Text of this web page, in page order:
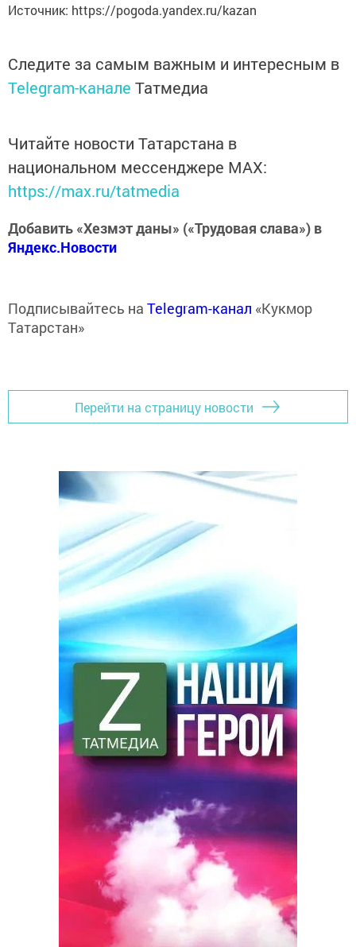
Источник: https://pogoda.yandex.ru/kazan
Следите за самым важным и интересным в
Telegram-канале Татмедиа
Читайте новости Татарстана в
национальном мессенджере MАХ:
https://max.ru/tatmedia
Добавить «Хезмэт даны» («Трудовая слава») в
Яндекс.Новости
Подписывайтесь на Telegram-канал «Кукмор
Татарстан»
Перейти на страницу новости